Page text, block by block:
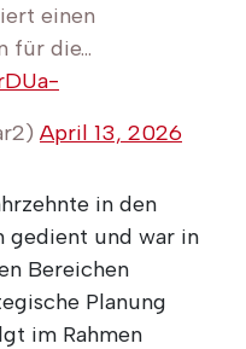
einen
für die...
April 13, 2026
in den
gedient und war in
Bereichen
Planung
im Rahmen